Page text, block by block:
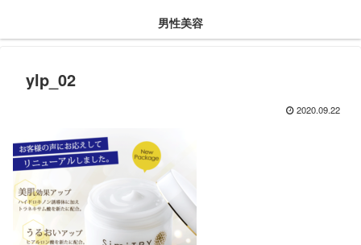
男性美容
ylp_02
2020.09.22